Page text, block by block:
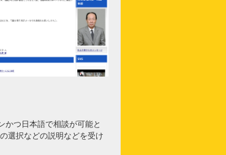
かつ日本語で相談が可能と
選択などの説明などを受け